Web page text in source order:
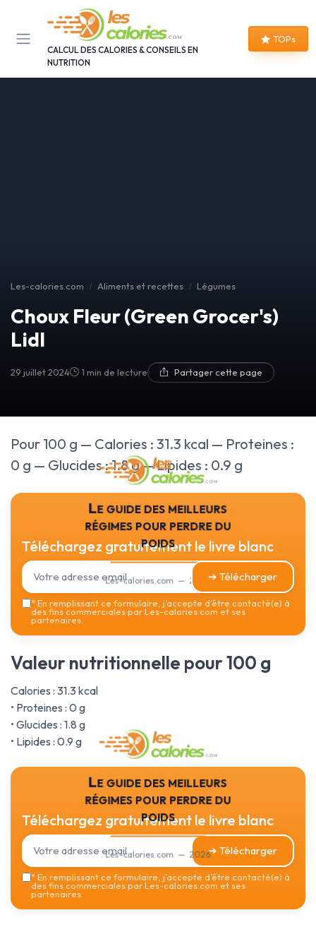
CALCUL DES CALORIES & CONSEILS EN
NUTRITION
TOPs
Les-calories.com Aliments et recettes Légumes
Choux Fleur (Green Grocer's)
Lidl
29 juillet 2024 1 min de lecture Partager cette page
Pour 100 g — Calories : 31.3 kcal — Proteines :
0 g — Glucides : 1.8 g — Lipides : 0.9 g
Le guide des meilleurs
régimes pour perdre du
poids
Les-calories.com — 2026
Téléchargez gratuitement le livre blanc
➔ Télécharger
*En remplissant ce formulaire, j’accepte d’être contacté(e) à
des fins commerciales par Les-calories.com et ses
partenaires.
Valeur nutritionnelle pour 100 g
Calories : 31.3 kcal
• Proteines : 0 g
• Glucides : 1.8 g
• Lipides : 0.9 g
Le guide des meilleurs
régimes pour perdre du
poids
Les-calories.com — 2026
Téléchargez gratuitement le livre blanc
➔ Télécharger
*En remplissant ce formulaire, j’accepte d’être contacté(e) à
des fins commerciales par Les-calories.com et ses
partenaires.
Panneau de gestion des cookies